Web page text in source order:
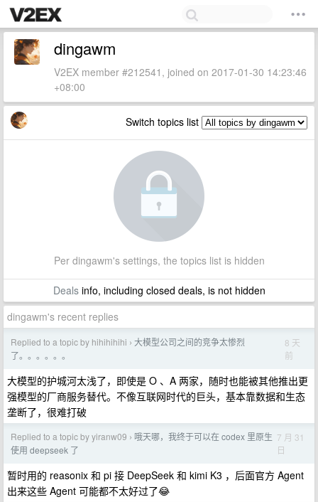
dingawm
V2EX member #212541, joined on 2017-01-30 14:23:46
+08:00
Switch topics list
Per dingawm's settings, the topics list is hidden
Dealsinfo, including closed deals, is not hidden
dingawm's recent replies
Replied to a topic by hihihihihi › 大模型公司之间的竞争太惨烈
了。。。。。。
8 天
前
大模型的护城河太浅了，即使是 O 、A 两家，随时也能被其他推出更
强模型的厂商服务替代。不像互联网时代的巨头，基本靠数据和生态
垄断了，很难打破
Replied to a topic by yiranw09 › 哦天哪，我终于可以在 codex 里原生
使用 deepseek 了
7 月 31
日
暂时用的 reasonix 和 pi 接 DeepSeek 和 kimi K3 ，后面官方 Agent
出来这些 Agent 可能都不太好过了😂